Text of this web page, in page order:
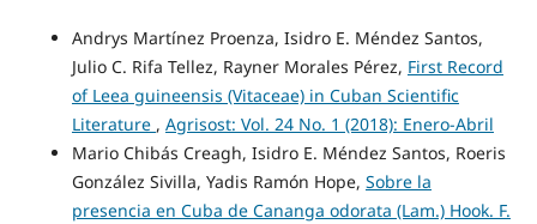
Andrys Martínez Proenza, Isidro E. Méndez Santos,
Julio C. Rifa Tellez, Rayner Morales Pérez, First Record
of Leea guineensis (Vitaceae) in Cuban Scientific
Literature , Agrisost: Vol. 24 No. 1 (2018): Enero-Abril
Mario Chibás Creagh, Isidro E. Méndez Santos, Roeris
González Sivilla, Yadis Ramón Hope, Sobre la
presencia en Cuba de Cananga odorata (Lam.) Hook. F.